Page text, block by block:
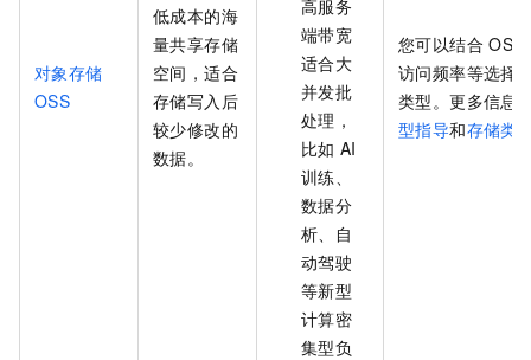
对象存储
OSS
低成本的海
量共享存储
空间，适合
存储写入后
较少修改的
数据。
高服务
端带宽
适合大
并发批
处理，
比如 AI
训练、
数据分
析、自
动驾驶
等新型
计算密
集型负
您可以结合 OSS
访问频率等选择
类型。更多信息
型指导和存储类